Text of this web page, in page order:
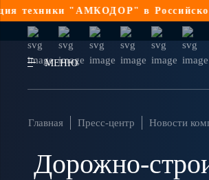
в Российской Федерации
МЕНЮ
Главная Пресс-центр Новости
Дорожно-